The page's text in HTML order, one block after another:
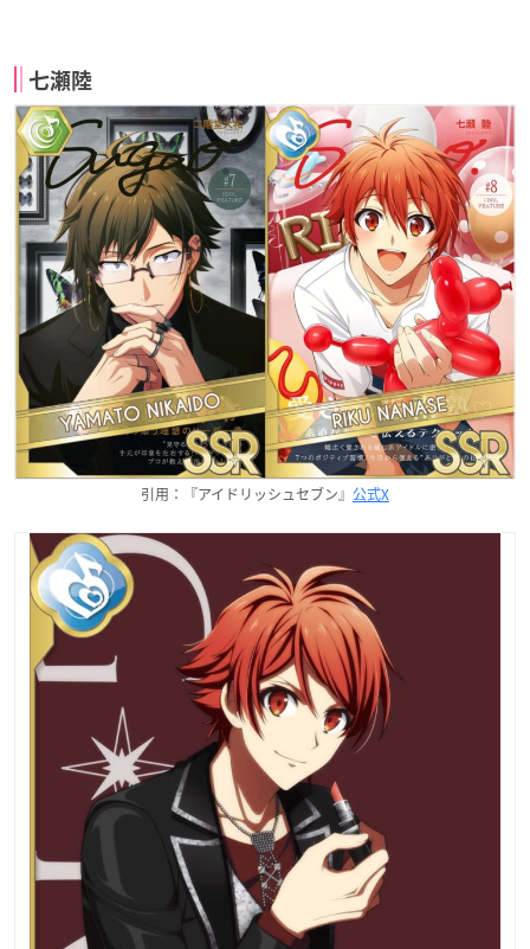
七瀬陸
引用：『アイドリッシュセブン』 公式X